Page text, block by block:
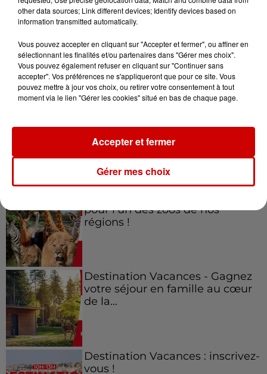
blessé dans un incendie, un
appartement...
Jeux Voir plus
festival Marché Gourmand 2026
à Coulon !
pour l'un des zoos de nos
régions !
Destination Vacances - Gagnez
votre séjour en famille au cœur
de la...
Destination Vacances : inscrivez-
vous !
other data sources; Link different devices; Identify devices based on
information transmitted automatically.
Vous pouvez accepter en cliquant sur "Accepter et fermer", ou affiner en
sélectionnant les finalités et/ou partenaires dans "Gérer mes choix".
Vous pouvez également refuser en cliquant sur "Continuer sans
accepter". Vos préférences ne s'appliqueront que pour ce site. Vous
pouvez mettre à jour vos choix, ou retirer votre consentement à tout
moment via le lien "Gérer les cookies" situé en bas de chaque page.
Gérer mes choix
Accepter et fermer